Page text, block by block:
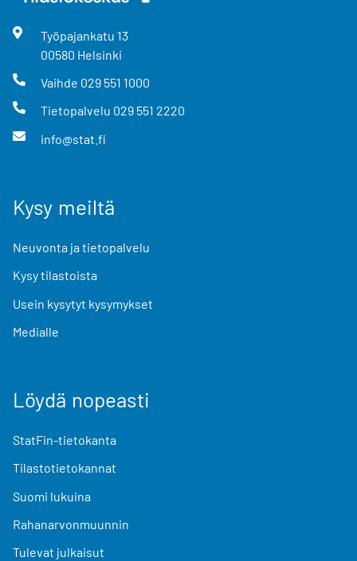
Työpajankatu 13
00580 Helsinki
Vaihde 029 551 1000
Tietopalvelu 029 551 2220
info@stat.fi
Kysy meiltä
Neuvonta ja tietopalvelu
Kysy tilastoista
Usein kysytyt kysymykset
Medialle
Löydä nopeasti
StatFin-tietokanta
Tilastotietokannat
Suomi lukuina
Rahanarvonmuunnin
Tulevat julkaisut